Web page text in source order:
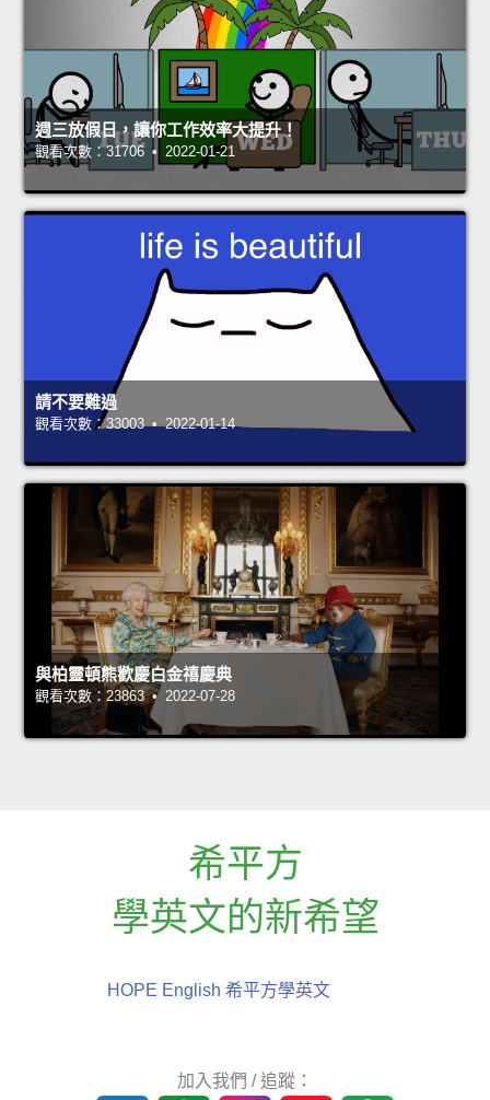
週三放假日，讓你工作效率大提升！
觀看次數：31706 • 2022-01-21
請不要難過
觀看次數：33003 • 2022-01-14
與柏靈頓熊歡慶白金禧慶典
觀看次數：23863 • 2022-07-28
希平方
學英文的新希望
HOPE English 希平方學英文
加入我們 / 追蹤：